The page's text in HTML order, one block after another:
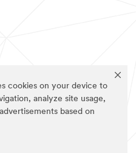
cookies on your device to
analyze site usage,
based on